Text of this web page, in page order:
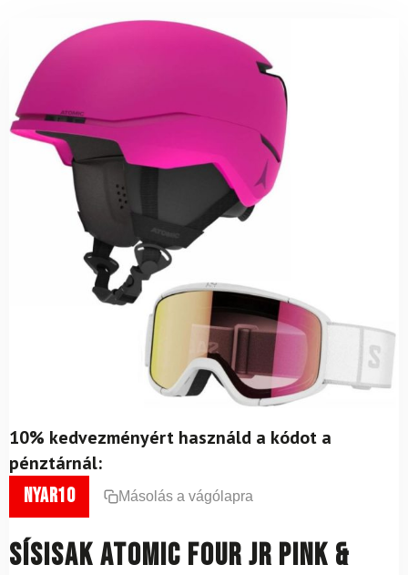
10% kedvezményért használd a kódot a
pénztárnál:
nyar10 Másolás a vágólapra
Sísisak ATOMIC Four Jr Pink &